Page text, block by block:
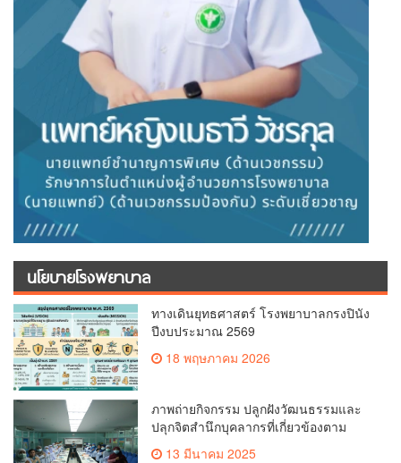
นโยบายโรงพยาบาล
ทางเดินยุทธศาสตร์ โรงพยาบาลกรงปินัง
ปีงบประมาณ 2569
18 พฤษภาคม 2026
ภาพถ่ายกิจกรรม ปลูกฝังวัฒนธรรมและ
ปลุกจิตสำนึกบุคลากรที่เกี่ยวข้องตาม
เกณฑ์จริยธรรม
13 มีนาคม 2025